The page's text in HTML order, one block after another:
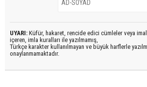
UYARI: Küfür, hakaret, rencide edici cümleler veya
içeren, imla kuralları ile yazılmamış,
Türkçe karakter kullanılmayan ve büyük harflerle
onaylanmamaktadır.